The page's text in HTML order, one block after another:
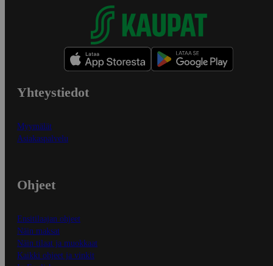
Yhteystiedot
Myymälät
Asiakaspalvelu
Ohjeet
Ensitilaajan ohjeet
Näin maksat
Näin tilaat ja muokkaat
Kaikki ohjeet ja vinkit